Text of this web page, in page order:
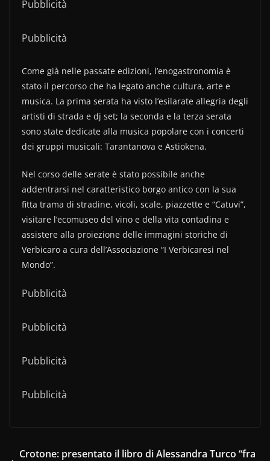
Pubblicità
Pubblicità
Come già nelle passate edizioni, l’enogastronomia è
stato il percorso che ha legato anche cultura, arte e
musica. La prima serata ha visto l’esilarate allegria degli
artisti di strada e dj set; la seconda e la terza serata
sono state dedicate alla musica popolare con i concerti
dei gruppi musicali: Tarantanova e Astiokena.
Nel corso delle serate è stato possibile anche
addentrarsi nel caratteristico borgo antico con la sua
fitta trama di stradine, vicoli, scale, piazzette e “Catuvi”,
visitare l’ecomuseo del vino e della vita contadina e
assistere alla proiezione delle immagini storiche di
Verbicaro a cura dell’Associazione “I Verbicaresi nel
Mondo”.
Pubblicità
Pubblicità
Pubblicità
Pubblicità
Crotone: presentato il libro di Alessandra Turco “fra